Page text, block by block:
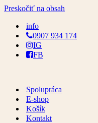
Preskočiť na obsah
info
0907 934 174
IG
FB
Spolupráca
E-shop
Košík
Kontakt